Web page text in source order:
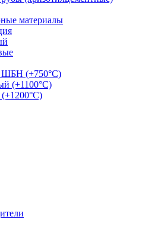
материалы
ШБН (+750°С)
(+1100°С)
(+1200°С)